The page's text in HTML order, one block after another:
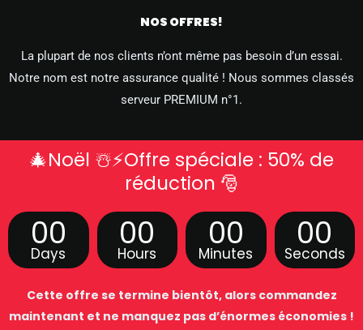
NOS OFFRES!
La plupart de nos clients n’ont même pas besoin d’un essai.
Notre nom est notre assurance qualité ! Nous sommes classés
serveur PREMIUM n°1.
🎄Noël ☃️⚡Offre spéciale : 50% de
réduction 🎅
00
Days
00
Hours
00
Minutes
00
Seconds
Cette offre se termine bientôt, alors commandez
maintenant et ne manquez pas d’énormes économies !